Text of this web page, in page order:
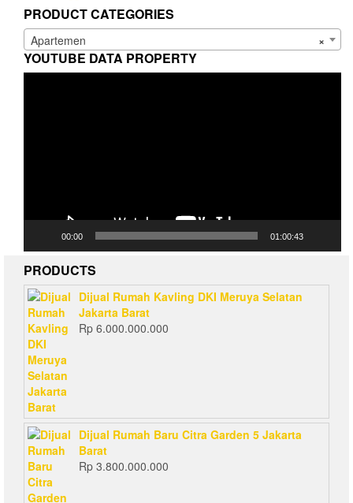
PRODUCT CATEGORIES
×
Apartemen
YOUTUBE DATA PROPERTY
00:00 01:00:43
PRODUCTS
Dijual Rumah Kavling DKI Meruya Selatan
Jakarta Barat
Rp 6.000.000.000
Dijual Rumah Baru Citra Garden 5 Jakarta
Barat
Rp 3.800.000.000